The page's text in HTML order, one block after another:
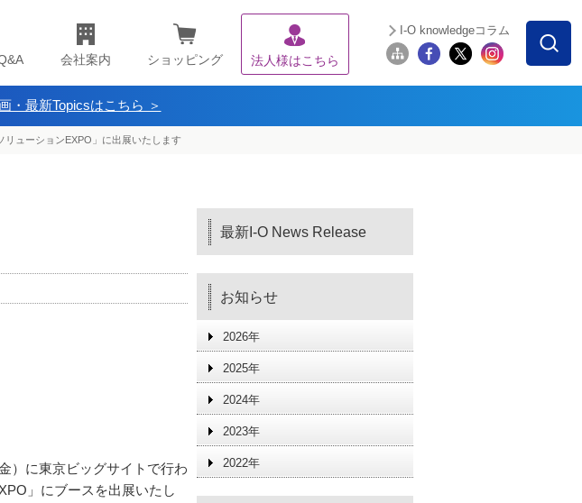
会社案内 ショッピング 法人様はこちら
I-O knowledgeコラム
・最新Topicsはこちら ＞
ューションEXPO」に出展いたします
）に東京ビッグサイトで行わ
」にブースを出展いたし
最新I-O News Release
お知らせ
2026年
2025年
2024年
2023年
2022年